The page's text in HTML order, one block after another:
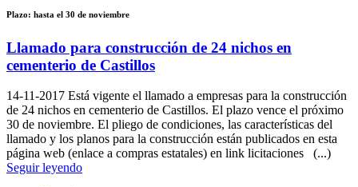
Plazo: hasta el 30 de noviembre
Llamado para construcción de 24 nichos en
cementerio de Castillos
14-11-2017 Está vigente el llamado a empresas para la construcción
de 24 nichos en cementerio de Castillos. El plazo vence el próximo
30 de noviembre. El pliego de condiciones, las características del
llamado y los planos para la construcción están publicados en esta
página web (enlace a compras estatales) en link licitaciones (...)
Seguir leyendo